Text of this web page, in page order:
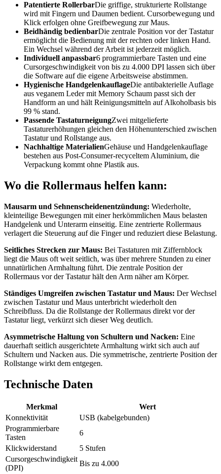
Patentierte RollerbarDie griffige, strukturierte Rollstange
wird mit Fingern und Daumen bedient. Cursorbewegung und
Klick erfolgen ohne Greifbewegung zur Maus.
Beidhändig bedienbarDie zentrale Position vor der Tastatur
ermöglicht die Bedienung mit der rechten oder linken Hand.
Ein Wechsel während der Arbeit ist jederzeit möglich.
Individuell anpassbar6 programmierbare Tasten und eine
Cursorgeschwindigkeit von bis zu 4.000 DPI lassen sich über
die Software auf die eigene Arbeitsweise abstimmen.
Hygienische HandgelenkauflageDie antibakterielle Auflage
aus veganem Leder mit Memory Schaum passt sich der
Handform an und hält Reinigungsmitteln auf Alkoholbasis bis
99 % stand.
Passende TastaturneigungZwei mitgelieferte
Tastaturerhöhungen gleichen den Höhenunterschied zwischen
Tastatur und Rollstange aus.
Nachhaltige MaterialienGehäuse und Handgelenkauflage
bestehen aus Post-Consumer-recyceltem Aluminium, die
Verpackung kommt ohne Plastik aus.
Wo die Rollermaus helfen kann:
Mausarm und Sehnenscheidenentzündung: Wiederholte,
kleinteilige Bewegungen mit einer herkömmlichen Maus belasten
Handgelenk und Unterarm einseitig. Eine zentrierte Rollermaus
verlagert die Steuerung auf die Finger und reduziert diese Belastung.
Seitliches Strecken zur Maus: Bei Tastaturen mit Ziffernblock
liegt die Maus oft weit seitlich, was über mehrere Stunden zu einer
unnatürlichen Armhaltung führt. Die zentrale Position der
Rollermaus vor der Tastatur hält den Arm näher am Körper.
Ständiges Umgreifen zwischen Tastatur und Maus: Der Wechsel
zwischen Tastatur und Maus unterbricht wiederholt den
Schreibfluss. Da die Rollstange der Rollermaus direkt vor der
Tastatur liegt, verkürzt sich dieser Weg deutlich.
Asymmetrische Haltung von Schultern und Nacken: Eine
dauerhaft seitlich ausgerichtete Armhaltung wirkt sich auch auf
Schultern und Nacken aus. Die symmetrische, zentrierte Position der
Rollstange wirkt dem entgegen.
Technische Daten
Merkmal
Wert
Konnektivität
USB (kabelgebunden)
Programmierbare
Tasten
6
Klickwiderstand
5 Stufen
Cursorgeschwindigkeit
(DPI)
Bis zu 4.000